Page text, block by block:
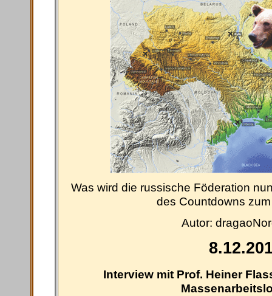
Was wird die russische Föderation
des Countdowns
Autor:
Interview mit Prof. Heiner